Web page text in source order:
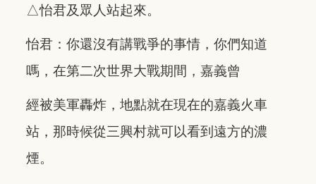
△怡君及眾人站起來。
怡君：你還沒有講戰爭的事情，你們知道
嗎，在第二次世界大戰期間，嘉義曾
經被美軍轟炸，地點就在現在的嘉義火車
站，那時候從三興村就可以看到遠方的濃
煙。